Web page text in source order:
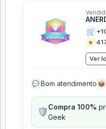
🛒
★
Ver
💬 Bom atendimento 📦
🛡️Compra 100%
Geek